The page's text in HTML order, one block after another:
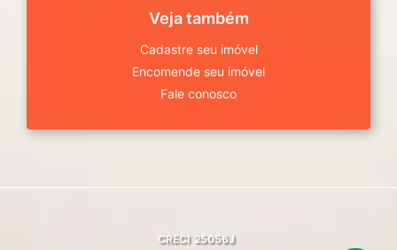
Veja também
Cadastre seu imóvel
Encomende seu imóvel
Fale conosco
CRECI 25056J